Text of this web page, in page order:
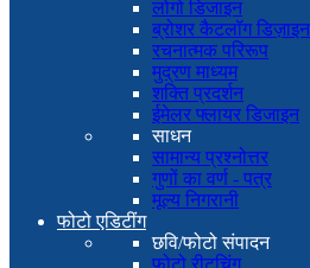
लोगो डिजाइन
ब्रोशर कैटलॉग डिज़ाइन
रचनात्मक परिरूप
मुद्रण माध्यम
शक्ति प्रदर्शन
ईमेलर फ्लायर डिजाइन
साधन
सामान्य प्रश्नोत्तर
गुणों का वर्ण - पत्र
मूल्य निगरानी
फोटो एडिटींग
छवि/फोटो संपादन
फोटो रीटचिंग